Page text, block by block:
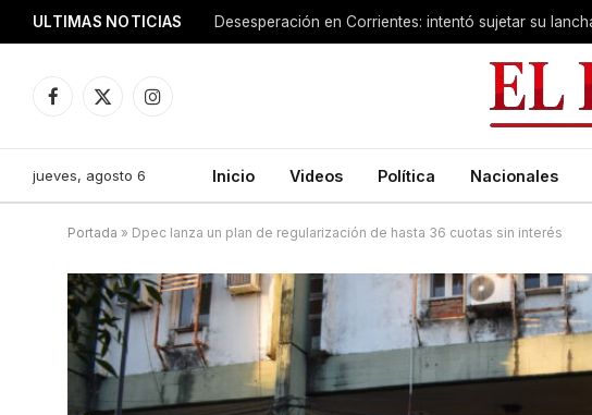
ULTIMAS NOTICIAS
Facebook
X
Instagram
jueves, agosto 6 Inicio Videos Política Nacionales
Portada » Dpec lanza un plan de regularización de hasta 36 cuotas sin interés